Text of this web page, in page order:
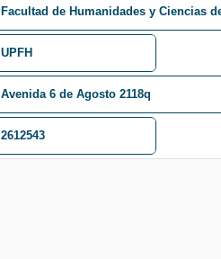
Facultad de Humanidades y Ciencias
UPFH
Avenida 6 de Agosto 2118q
2612543